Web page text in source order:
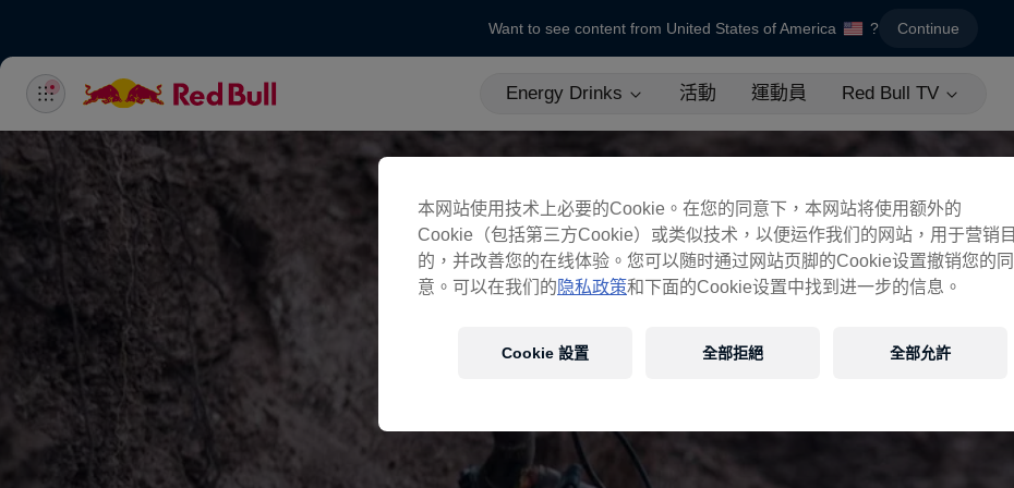
Want to see content from United States of America ? Continue
Energy Drinks 活動 運動員 Red Bull TV
本网站使用技术上必要的Cookie。在您的同意下，本网站将使用额外的
Cookie（包括第三方Cookie）或类似技术，以便运作我们的网站，用于营销目
的，并改善您的在线体验。您可以随时通过网站页脚的Cookie设置撤销您的同
意。可以在我们的 隐私政策和下面的Cookie设置中找到进一步的信息。
Cookie 設置 全部拒絕 全部允許